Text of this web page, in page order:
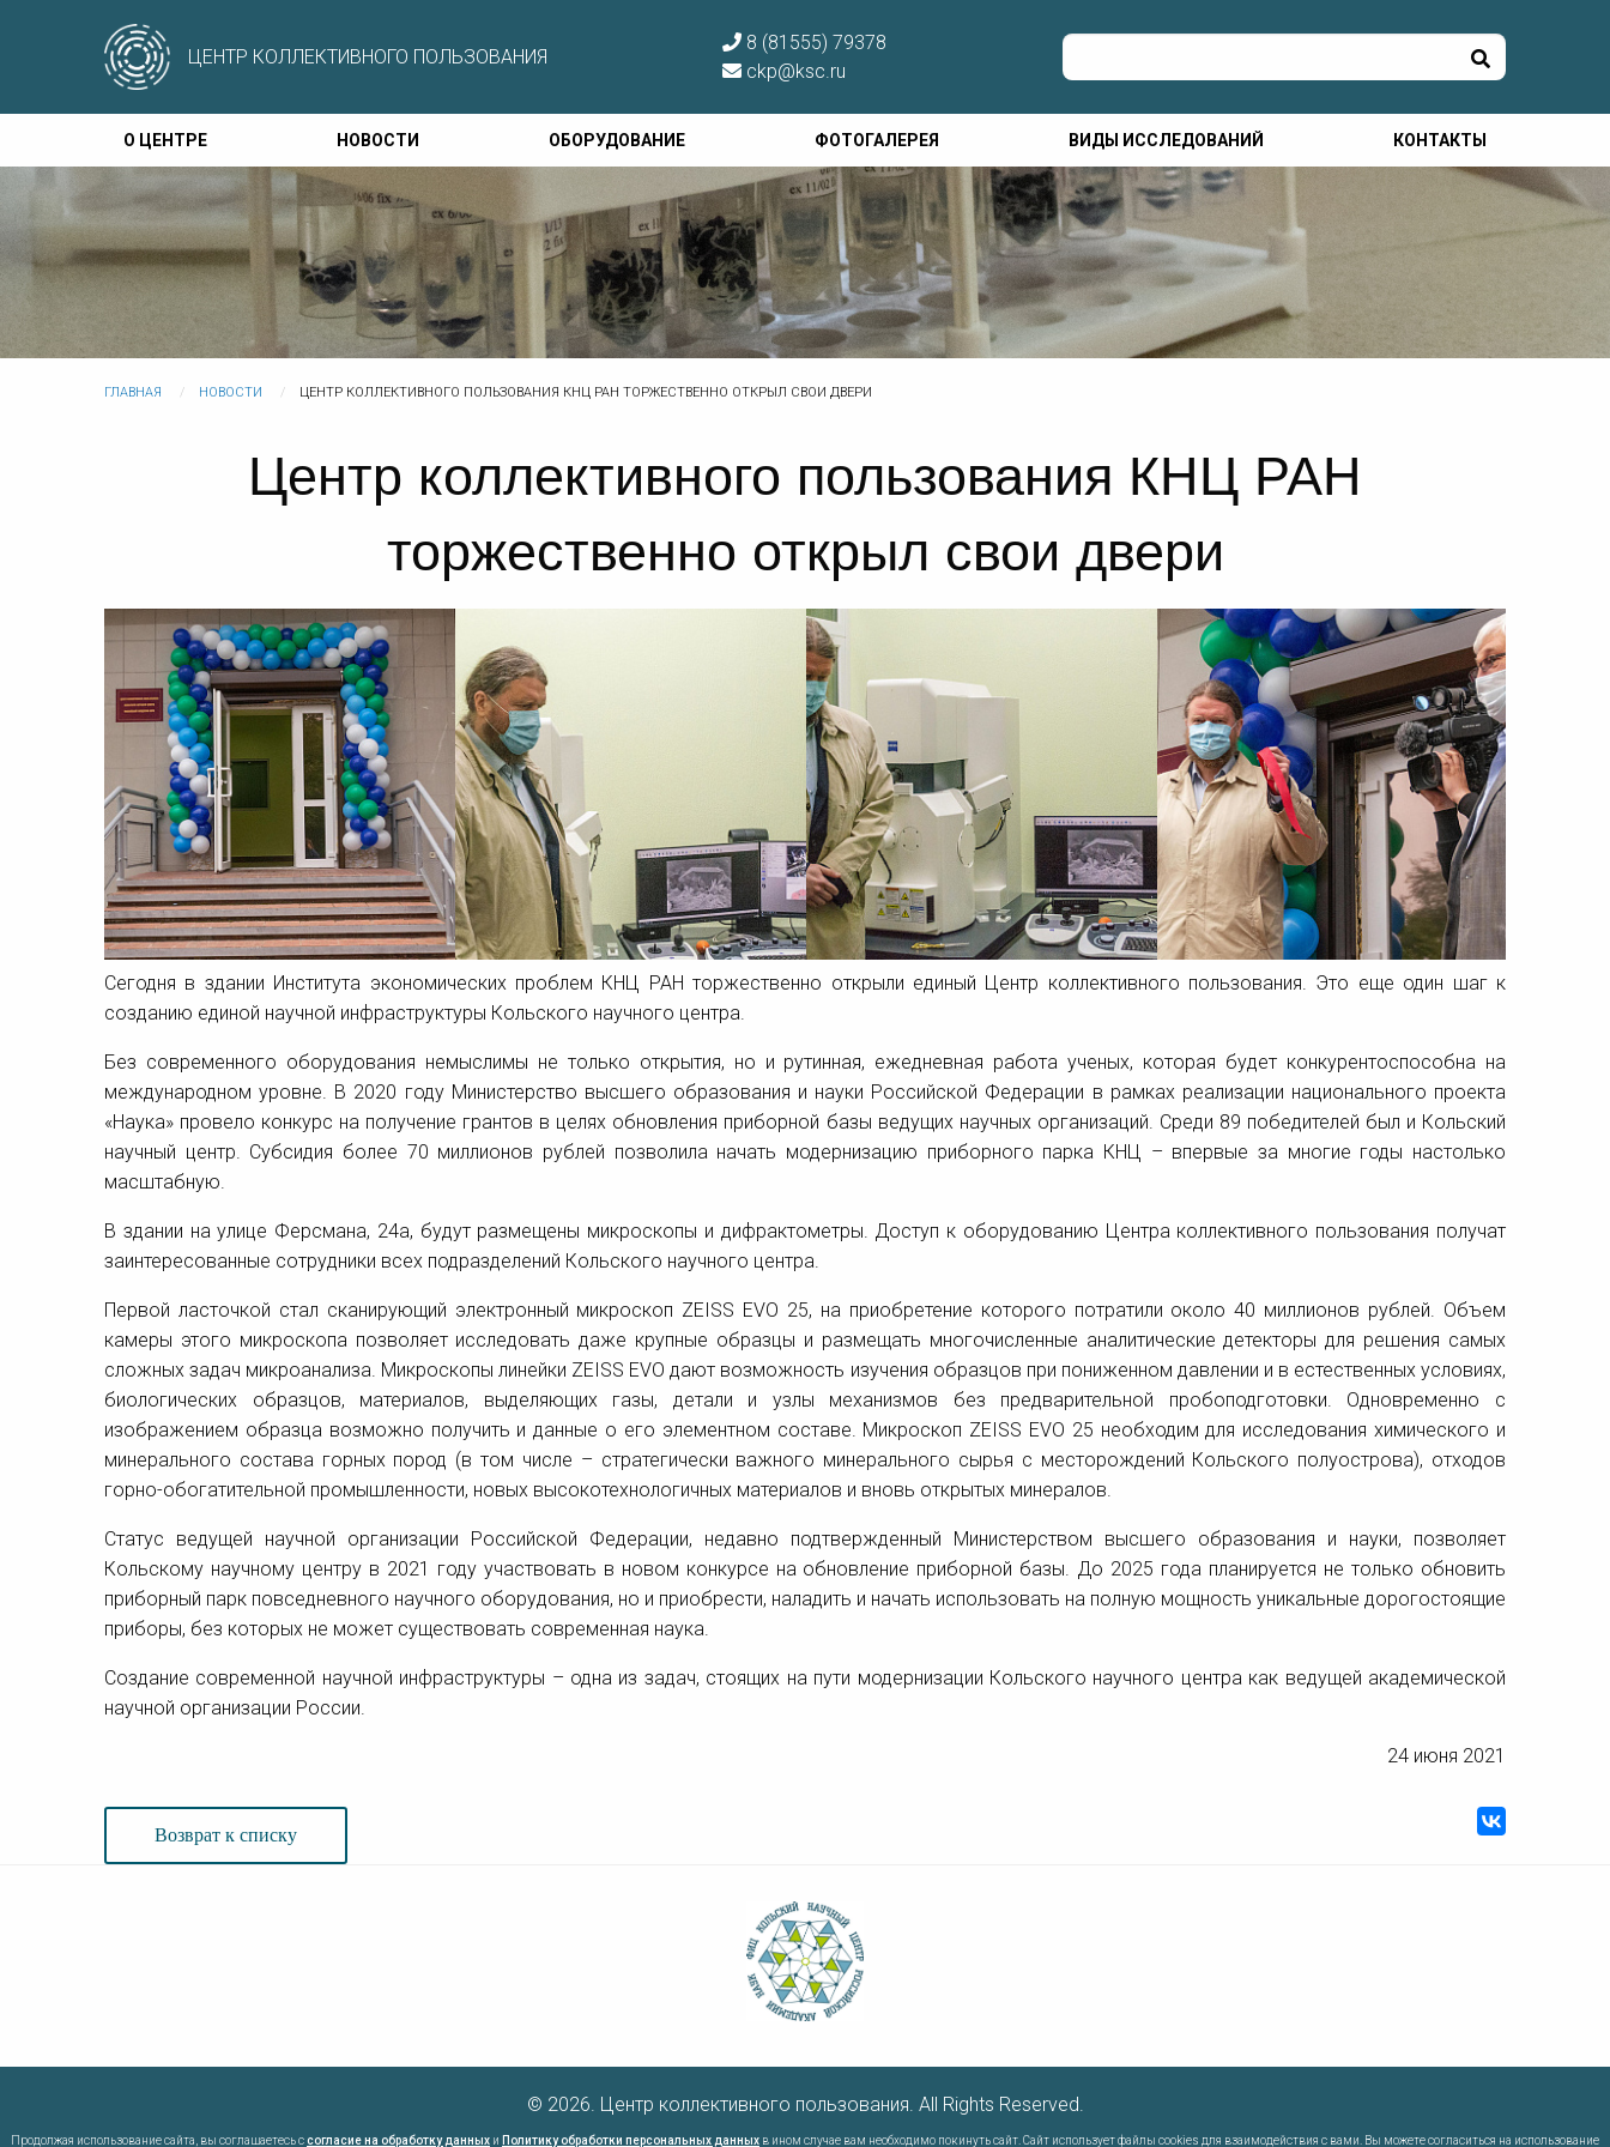
ЦЕНТР КОЛЛЕКТИВНОГО ПОЛЬЗОВАНИЯ
8 (81555) 79378
ckp@ksc.ru
О ЦЕНТРЕ НОВОСТИ ОБОРУДОВАНИЕ ФОТОГАЛЕРЕЯ ВИДЫ ИССЛЕДОВАНИЙ КОНТАКТЫ
ГЛАВНАЯ НОВОСТИ ЦЕНТР КОЛЛЕКТИВНОГО ПОЛЬЗОВАНИЯ КНЦ РАН ТОРЖЕСТВЕННО ОТКРЫЛ СВОИ ДВЕРИ
Центр коллективного пользования КНЦ РАН
торжественно открыл свои двери
Сегодня в здании Института экономических проблем КНЦ РАН торжественно открыли единый Центр коллективного пользования. Это еще один шаг к
созданию единой научной инфраструктуры Кольского научного центра.
Без современного оборудования немыслимы не только открытия, но и рутинная, ежедневная работа ученых, которая будет конкурентоспособна на
международном уровне. В 2020 году Министерство высшего образования и науки Российской Федерации в рамках реализации национального проекта
«Наука» провело конкурс на получение грантов в целях обновления приборной базы ведущих научных организаций. Среди 89 победителей был и Кольский
научный центр. Субсидия более 70 миллионов рублей позволила начать модернизацию приборного парка КНЦ – впервые за многие годы настолько
масштабную.
В здании на улице Ферсмана, 24а, будут размещены микроскопы и дифрактометры. Доступ к оборудованию Центра коллективного пользования получат
заинтересованные сотрудники всех подразделений Кольского научного центра.
Первой ласточкой стал сканирующий электронный микроскоп ZEISS EVO 25, на приобретение которого потратили около 40 миллионов рублей. Объем
камеры этого микроскопа позволяет исследовать даже крупные образцы и размещать многочисленные аналитические детекторы для решения самых
сложных задач микроанализа. Микроскопы линейки ZEISS EVO дают возможность изучения образцов при пониженном давлении и в естественных условиях,
биологических образцов, материалов, выделяющих газы, детали и узлы механизмов без предварительной пробоподготовки. Одновременно с
изображением образца возможно получить и данные о его элементном составе. Микроскоп ZEISS EVO 25 необходим для исследования химического и
минерального состава горных пород (в том числе – стратегически важного минерального сырья с месторождений Кольского полуострова), отходов
горно-обогатительной промышленности, новых высокотехнологичных материалов и вновь открытых минералов.
Статус ведущей научной организации Российской Федерации, недавно подтвержденный Министерством высшего образования и науки, позволяет
Кольскому научному центру в 2021 году участвовать в новом конкурсе на обновление приборной базы. До 2025 года планируется не только обновить
приборный парк повседневного научного оборудования, но и приобрести, наладить и начать использовать на полную мощность уникальные дорогостоящие
приборы, без которых не может существовать современная наука.
Создание современной научной инфраструктуры – одна из задач, стоящих на пути модернизации Кольского научного центра как ведущей академической
научной организации России.
24 июня 2021
Возврат к списку
© 2026. Центр коллективного пользования. All Rights Reserved.
Продолжая использование сайта, вы соглашаетесь ссогласие на обработку данных и Политику обработки персональных данных в ином случае вам необходимо покинуть сайт. Сайт использует файлы cookies для взаимодействия с вами. Вы можете согласиться на использование